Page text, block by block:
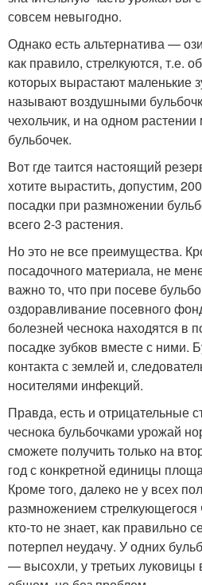
совсем невыгодно.
Однако есть альтернатива —
как правило, стрелкуются, т.е.
которых вырастают маленькие
называют воздушными
чехольчик, и на одном
бульбочек.
Вот где таится настоящий
хотите вырастить, допустим,
посадки при размножении
всего 2-3 растения.
Но это не все преимущества.
посадочного материала, не
важно то, что при посеве
оздоравливание посевного
болезней чеснока находятся в
посадке зубков вместе с ними.
контакта с землей и,
носителями инфекций.
Правда, есть и отрицательные
чеснока бульбочками урожай
сможете получить только на
год с конкретной единицы
Кроме того, далеко не у всех
размножением стрелкующегося
кто-то не знает, как правильно
потерпел неудачу. У одних
— высохли, у третьих